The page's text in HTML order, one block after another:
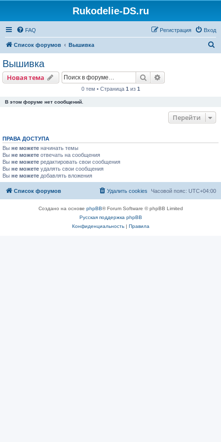
Rukodelie-DS.ru
FAQ Вход
Регистрация
Список форумов Вышивка
Вышивка
Новая тема Поиск
0 тем • Страница 1 из 1
В этом форуме нет сообщений.
Перейти
ПРАВА ДОСТУПА
Вы не можете начинать темы
Вы не можете отвечать на сообщения
Вы не можете редактировать свои сообщения
Вы не можете удалять свои сообщения
Вы не можете добавлять вложения
Список форумов Часовой пояс: UTC+04:00
Удалить cookies
Создано на основе phpBB® Forum Software © phpBB Limited
Русская поддержка phpBB
Конфиденциальность| Правила